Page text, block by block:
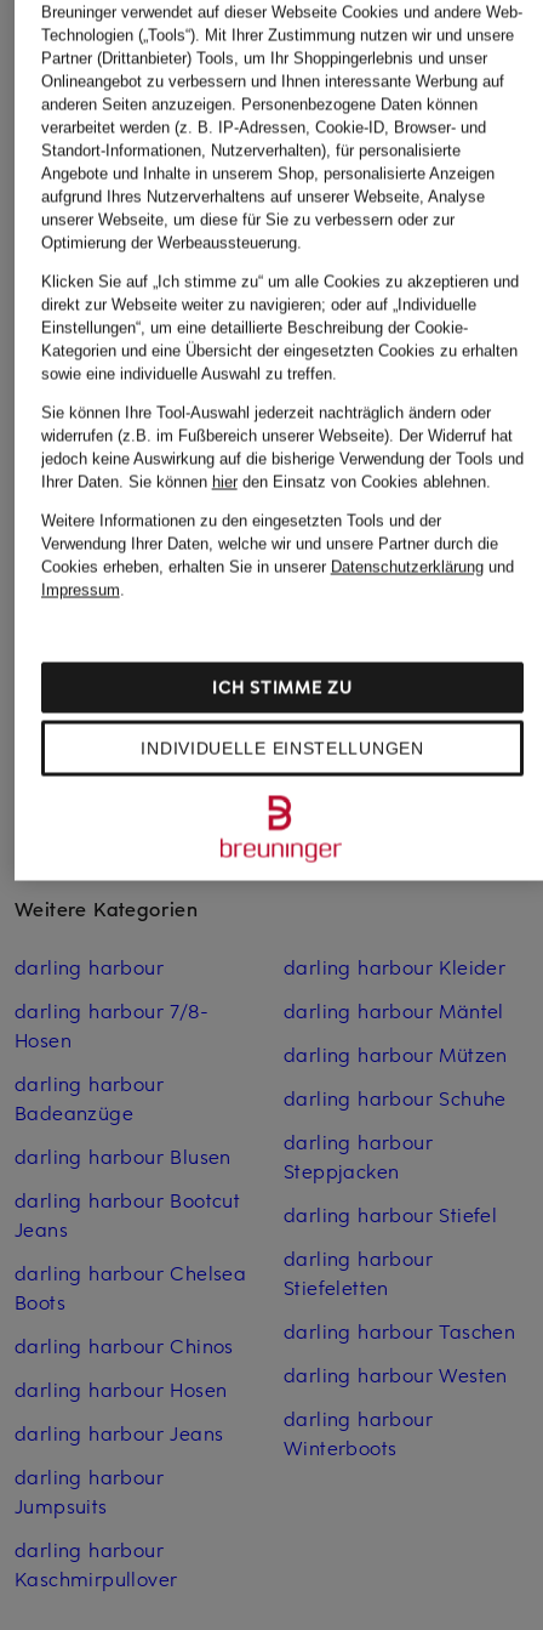
darling harbour
Stiefel
Santoni
COPENHAGEN
STUDIOS
Weitere Kategorien
darling harbour
darling harbour 7/8-
Hosen
darling harbour
Badeanzüge
darling harbour Blusen
darling harbour Bootcut
Jeans
darling harbour Chelsea
Boots
darling harbour Chinos
darling harbour Hosen
darling harbour Jeans
darling harbour
Jumpsuits
darling harbour
Kaschmirpullover
darling harbour Kleider
darling harbour Mäntel
darling harbour Mützen
darling harbour Schuhe
darling harbour
Steppjacken
darling harbour Stiefel
darling harbour
Stiefeletten
darling harbour Taschen
darling harbour Westen
darling harbour
Winterboots
Breuninger verwendet auf dieser Webseite Cookies und andere Web-
Technologien („Tools“). Mit Ihrer Zustimmung nutzen wir und unsere
Partner (Drittanbieter) Tools, um Ihr Shoppingerlebnis und unser
Onlineangebot zu verbessern und Ihnen interessante Werbung auf
anderen Seiten anzuzeigen. Personenbezogene Daten können
verarbeitet werden (z. B. IP-Adressen, Cookie-ID, Browser- und
Standort-Informationen, Nutzerverhalten), für personalisierte
Angebote und Inhalte in unserem Shop, personalisierte Anzeigen
aufgrund Ihres Nutzerverhaltens auf unserer Webseite, Analyse
unserer Webseite, um diese für Sie zu verbessern oder zur
Optimierung der Werbeaussteuerung.
Klicken Sie auf „Ich stimme zu“ um alle Cookies zu akzeptieren und
direkt zur Webseite weiter zu navigieren; oder auf „Individuelle
Einstellungen“, um eine detaillierte Beschreibung der Cookie-
Kategorien und eine Übersicht der eingesetzten Cookies zu erhalten
sowie eine individuelle Auswahl zu treffen.
Sie können Ihre Tool-Auswahl jederzeit nachträglich ändern oder
widerrufen (z.B. im Fußbereich unserer Webseite). Der Widerruf hat
jedoch keine Auswirkung auf die bisherige Verwendung der Tools und
Ihrer Daten. Sie können hierden Einsatz von Cookies ablehnen.
Weitere Informationen zu den eingesetzten Tools und der
Verwendung Ihrer Daten, welche wir und unsere Partner durch die
Cookies erheben, erhalten Sie in unserer Datenschutzerklärungund
Impressum.
INDIVIDUELLE EINSTELLUNGEN
ICH STIMME ZU